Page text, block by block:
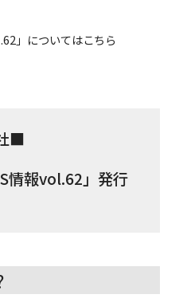
」についてはこちら
■
情報vol.62」発行